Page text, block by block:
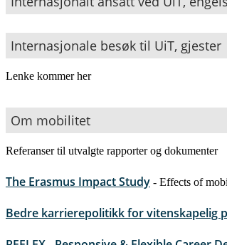
Internasjonale besøk til UiT, gjester
Lenke kommer her
Om mobilitet
Referanser til utvalgte rapporter og dokumenter
The Erasmus Impact Study - Effects of
Bedre karrierepolitikk for vitenskapelig